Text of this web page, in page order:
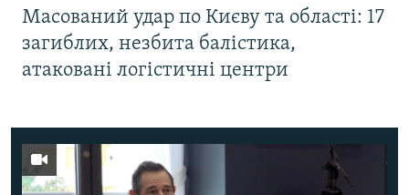
Масований удар по Києву та області: 17
загиблих, незбита балістика,
атаковані логістичні центри